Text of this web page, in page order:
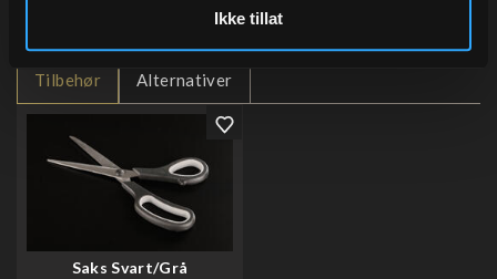
Ikke tillat
Tilbehør Alternativer
Saks Svart/Grå